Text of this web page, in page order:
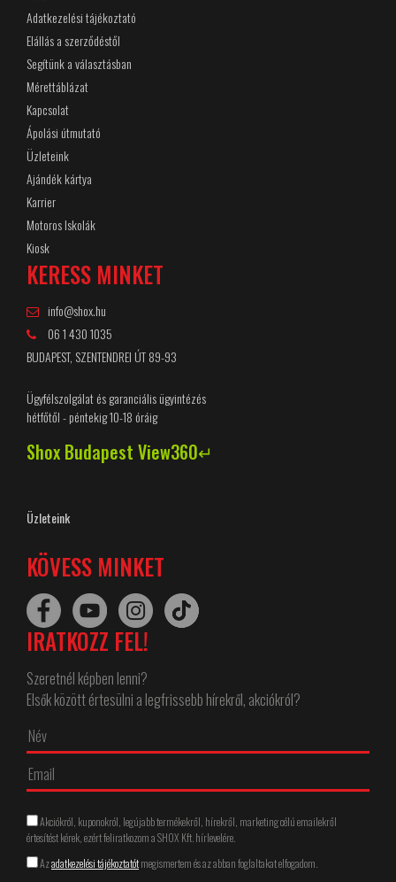
Adatkezelési tájékoztató
Elállás a szerződéstől
Segítünk a választásban
Mérettáblázat
Kapcsolat
Ápolási útmutató
Üzleteink
Ajándék kártya
Karrier
Motoros Iskolák
Kiosk
KERESS MINKET
info@shox.hu
06 1 430 1035
BUDAPEST, SZENTENDREI ÚT 89-93
Ügyfélszolgálat és garanciális ügyintézés
hétfőtől - péntekig 10-18 óráig
Shox Budapest View360↵
Üzleteink
KÖVESS MINKET
IRATKOZZ FEL!
Szeretnél képben lenni?
Elsők között értesülni a legfrissebb hírekről, akciókról?
Akciókról, kuponokról, legújabb termékekről, hírekről, marketing célú emailekről
értesítést kérek, ezért feliratkozom a SHOX Kft. hírlevelére.
Azadatkezelési tájékoztatótmegismertem és az abban foglaltakat elfogadom.